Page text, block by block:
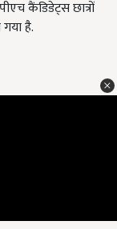
कैंडिडेट्स छात्रों
है.